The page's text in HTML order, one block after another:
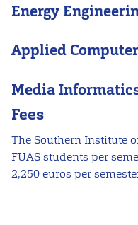
Energy
Applied
Media
Fees
The Southern Institute
FUAS students per
2,250 euros per